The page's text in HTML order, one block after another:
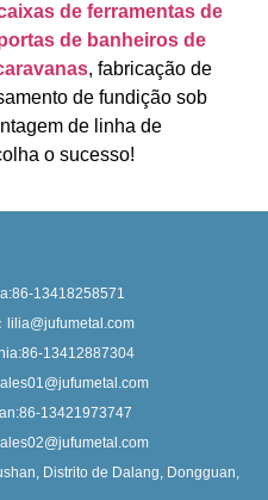
de ferramentas de
de banheiros de
, fabricação de
de fundição sob
de linha de
o sucesso!
13418258571
lilia@jufumetal.com
13412887304
13421973747
Distrito de Dalang, Dongguan,